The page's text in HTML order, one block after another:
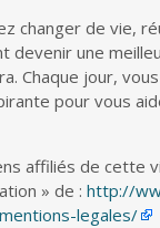
changer de vie,
devenir une
Chaque jour,
pour vous
affiliés de cette
» de : http://
legales/